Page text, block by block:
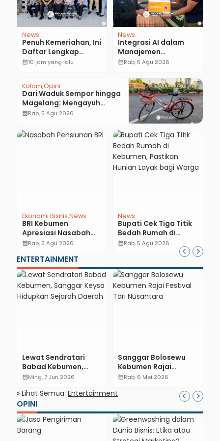
News
Penuh Kemeriahan, Ini
Daftar Lengkap
Agenda Peringatan
Kabupaten Kebumen
calendar_month10 jam yang lalu
News
Integrasi AI dalam
Manajemen
Pendayagunaan ZIS
Realisasi IKAL
Unggulan Lazismu
Kebumen
calendar_monthRab, 5 Agu 2026
Kolom Opini
Dari Waduk Sempor hingga
Magelang: Mengayuh
Kembali Sisa-Sisa Racun
calendar_monthRab, 5 Agu 2026
Ekonomi Bisnis News
BRI Kebumen
Apresiasi Nasabah
Pensiunan Melalui
Kesehatan Gratis
Hingga Sosialisasi
Otentikasi Taspen
calendar_monthRab, 5 Agu 2026
News
Bupati Cek Tiga Titik
Bedah Rumah di
Kebumen, Pastikan
Hunian Layak bagi
calendar_monthRab, 5 Agu 2026
ENTERTAINMENT
Lewat Sendratari
Babad Kebumen,
Sanggar Keysa
Daerah
calendar_monthMing, 7 Jun 2026
Sanggar Bolosewu
Kebumen Rajai
Festival Tari
calendar_monthRab, 6 Mei 2026
» Lihat Semua: Entertainment
OPINI